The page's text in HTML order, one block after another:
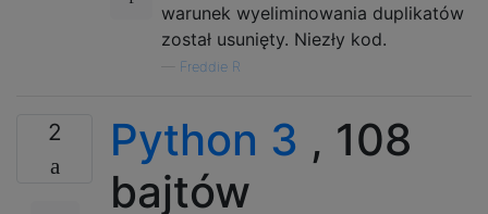
warunek wyeliminowania duplikatów
został usunięty. Niezły kod.
Freddie R
2 Python 3 , 108
bajtów